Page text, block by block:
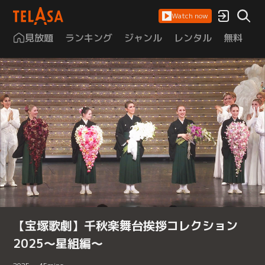
Watch now
見放題 ランキング ジャンル レンタル 無料
【宝塚歌劇】千秋楽舞台挨拶コレクション
2025～星組編～